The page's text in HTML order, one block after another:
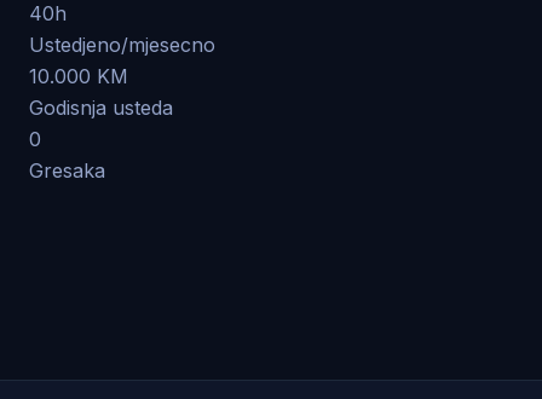
40h
Ustedjeno/mjesecno
10.000 KM
Godisnja usteda
0
Gresaka